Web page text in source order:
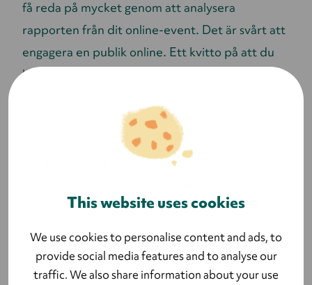
This website uses cookies
We use cookies to personalise content and ads, to
provide social media features and to analyse our
traffic. We also share information about your use
få reda på mycket genom att analysera
rapporten från dit online-event. Det är svårt att
engagera en publik online. Ett kvitto på att du
lyckats är om majoriteten av deltagarna stannat
och varit aktiv under eventet. Genom att
analysera engagemanget kan du dra slutsatser
om hur bra innehållet var och om du
Tips!
Håll innehållet kort och koncist. Det är
tillräckligt svårt att få en online publiks
uppmärksamhet redan som det är, ett kort